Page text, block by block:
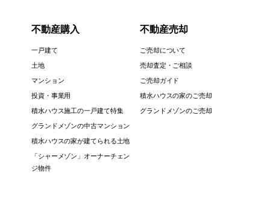
不動産購入
一戸建て
土地
マンション
投資・事業用
積水ハウス施工の一戸建て特集
グランドメゾンの中古マンション
積水ハウスの家が建てられる土地
「シャーメゾン」オーナーチェン
ジ物件
不動産売却
ご売却について
売却査定・ご相談
ご売却ガイド
積水ハウスの家のご売却
グランドメゾンのご売却